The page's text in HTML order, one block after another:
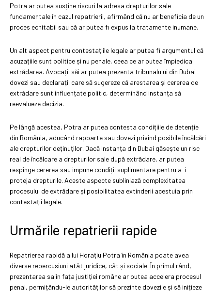
Potra ar putea susține riscuri la adresa drepturilor sale
fundamentale în cazul repatrierii, afirmând că nu ar beneficia de un
proces echitabil sau că ar putea fi expus la tratamente inumane.
Un alt aspect pentru contestațiile legale ar putea fi argumentul că
acuzațiile sunt politice și nu penale, ceea ce ar putea împiedica
extrădarea. Avocații săi ar putea prezenta tribunalului din Dubai
dovezi sau declarații care să sugereze că arestarea și cererea de
extrădare sunt influențate politic, determinând instanța să
reevalueze decizia.
Pe lângă acestea, Potra ar putea contesta condițiile de detenție
din România, aducând rapoarte sau dovezi privind posibile încălcări
ale drepturilor deținuților. Dacă instanța din Dubai găsește un risc
real de încălcare a drepturilor sale după extrădare, ar putea
respinge cererea sau impune condiții suplimentare pentru a-i
proteja drepturile. Aceste aspecte subliniază complexitatea
procesului de extrădare și posibilitatea extinderii acestuia prin
contestații legale.
Urmările repatrierii rapide
Repatrierea rapidă a lui Horațiu Potra în România poate avea
diverse repercusiuni atât juridice, cât și sociale. În primul rând,
prezentarea sa în fața justiției române ar putea accelera procesul
penal, permițându-le autorităților să prezinte dovezile și să inițieze